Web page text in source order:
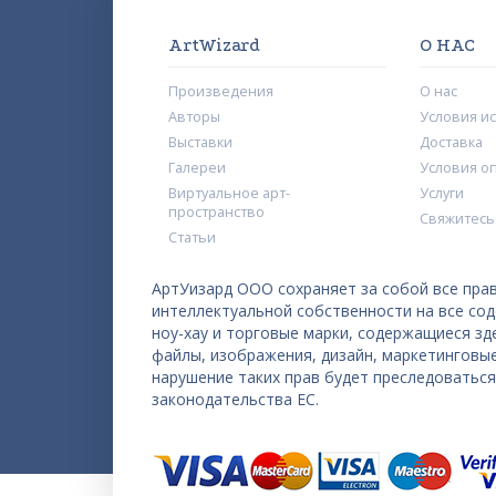
ArtWizard
Произведения
Авторы
Выставки
Галереи
Виртуальное арт-
пространство
Статьи
О НАС
О нас
Условия
Доставка
Условия
Услуги
АртУизард ООО сохраняет за собой все
интеллектуальной собственности на все
ноу-хау и торговые марки, содержащиеся
файлы, изображения, дизайн,
нарушение таких прав будет
законодательства ЕС.